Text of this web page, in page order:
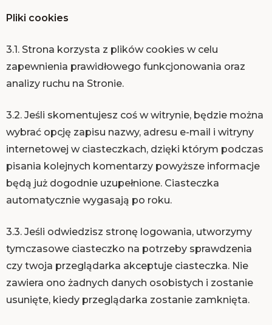
Pliki cookies
3.1. Strona korzysta z plików cookies w celu
zapewnienia prawidłowego funkcjonowania oraz
analizy ruchu na Stronie.
3.2. Jeśli skomentujesz coś w witrynie, będzie można
wybrać opcję zapisu nazwy, adresu e-mail i witryny
internetowej w ciasteczkach, dzięki którym podczas
pisania kolejnych komentarzy powyższe informacje
będą już dogodnie uzupełnione. Ciasteczka
automatycznie wygasają po roku.
3.3. Jeśli odwiedzisz stronę logowania, utworzymy
tymczasowe ciasteczko na potrzeby sprawdzenia
czy twoja przeglądarka akceptuje ciasteczka. Nie
zawiera ono żadnych danych osobistych i zostanie
usunięte, kiedy przeglądarka zostanie zamknięta.